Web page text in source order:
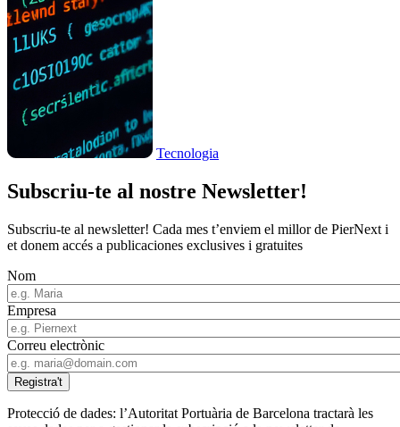
Tecnologia
Subscriu-te al nostre Newsletter!
Subscriu-te al newsletter! Cada mes t’enviem el millor de PierNext i
et donem accés a publicaciones exclusives i gratuites
Nom
Empresa
Correu electrònic
Protecció de dades: l’Autoritat Portuària de Barcelona tractarà les